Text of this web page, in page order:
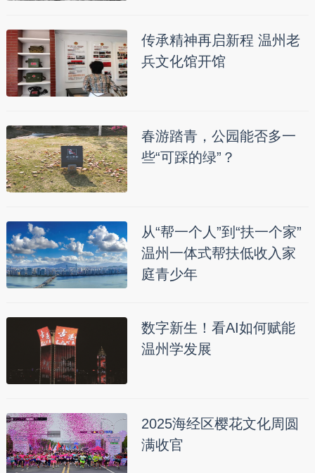
传承精神再启新程 温州老
兵文化馆开馆
春游踏青，公园能否多一
些“可踩的绿”？
从“帮一个人”到“扶一个家”
温州一体式帮扶低收入家
庭青少年
数字新生！看AI如何赋能
温州学发展
2025海经区樱花文化周圆
满收官